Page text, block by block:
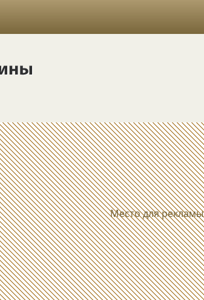
Место для рекламы